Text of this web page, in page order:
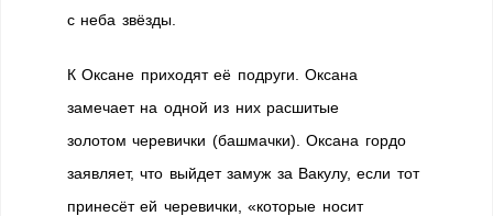
с неба звёзды.
К Оксане приходят её подруги. Оксана
замечает на одной из них расшитые
золотом черевички (башмачки). Оксана гордо
заявляет, что выйдет замуж за Вакулу, если тот
принесёт ей черевички, «которые носит